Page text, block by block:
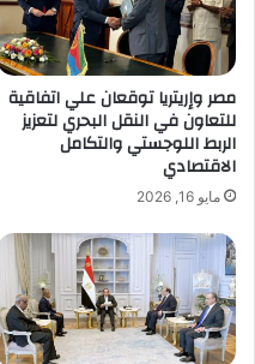
مصر وإريتريا توقعان علي اتفاقية
للتعاون في النقل البحري لتعزيز
الربط اللوجستي والتكامل
الاقتصادي
مايو 16, 2026